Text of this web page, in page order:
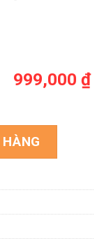
999,000 ₫
lượng